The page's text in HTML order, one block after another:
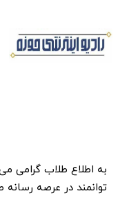
به اطلاع طلاب گرامی
توانمند در عرصه